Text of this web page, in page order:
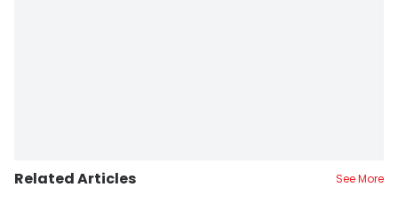
Related Articles See More